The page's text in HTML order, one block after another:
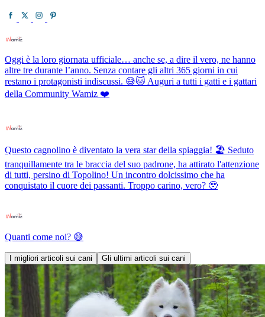
Oggi è la loro giornata ufficiale… anche se, a dire il vero, ne hanno
altre tre durante l’anno. Senza contare gli altri 365 giorni in cui
restano i protagonisti indiscussi. 😅🐱 Auguri a tutti i gatti e i gattari
della Community Wamiz ❤️
Questo cagnolino è diventato la vera star della spiaggia! 🏖️ Seduto
tranquillamente tra le braccia del suo padrone, ha attirato l'attenzione
di tutti, persino di Topolino! Un incontro dolcissimo che ha
conquistato il cuore dei passanti. Troppo carino, vero? 🥹
Quanti come noi? 😅
I migliori articoli sui cani Gli ultimi articoli sui cani